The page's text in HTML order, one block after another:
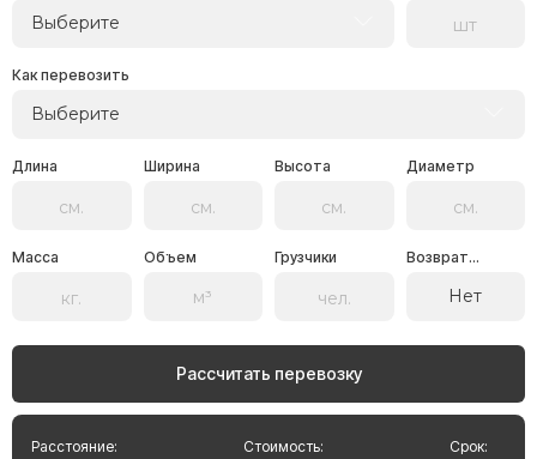
Выберите
Как перевозить
Выберите
Длина Ширина Высота Диаметр
Масса Объем Грузчики Возврат...
Нет
Рассчитать перевозку
Стоимость:
Расстояние: Срок: